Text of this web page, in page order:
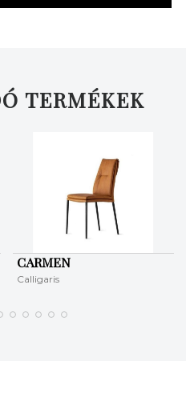
TERMÉKEK
CARMEN
Calligaris